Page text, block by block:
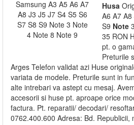
Husa
A6 A7
S9 Note 3
35 RON
pt. o
Preturile
Arges Telefon validat azi Huse
variata de modele. Preturile sunt in
alte intrebari va astept cu mesaj.
accesorii si huse pt. aproape orice
factura. Pt. reparatii/ decodari/
0762.400.600 Adresa: Bd. Republicii,